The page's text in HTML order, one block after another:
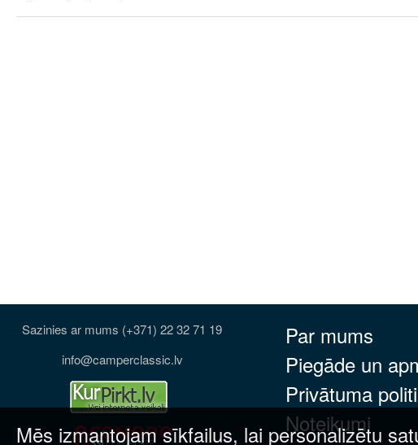
Sazinies ar mums (+371) 22 32 71 19
info@camperclassic.lv
Par mums
Piegāde un
Privātuma
Noteikumi
Mēs izmantojam sīkfailus, lai personalizētu